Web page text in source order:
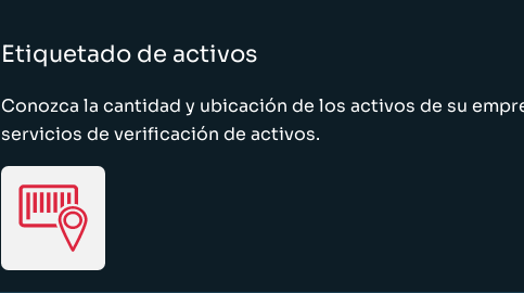
Etiquetado de activos
Conozca la cantidad y ubicación de los activos de su
servicios de verificación de activos.